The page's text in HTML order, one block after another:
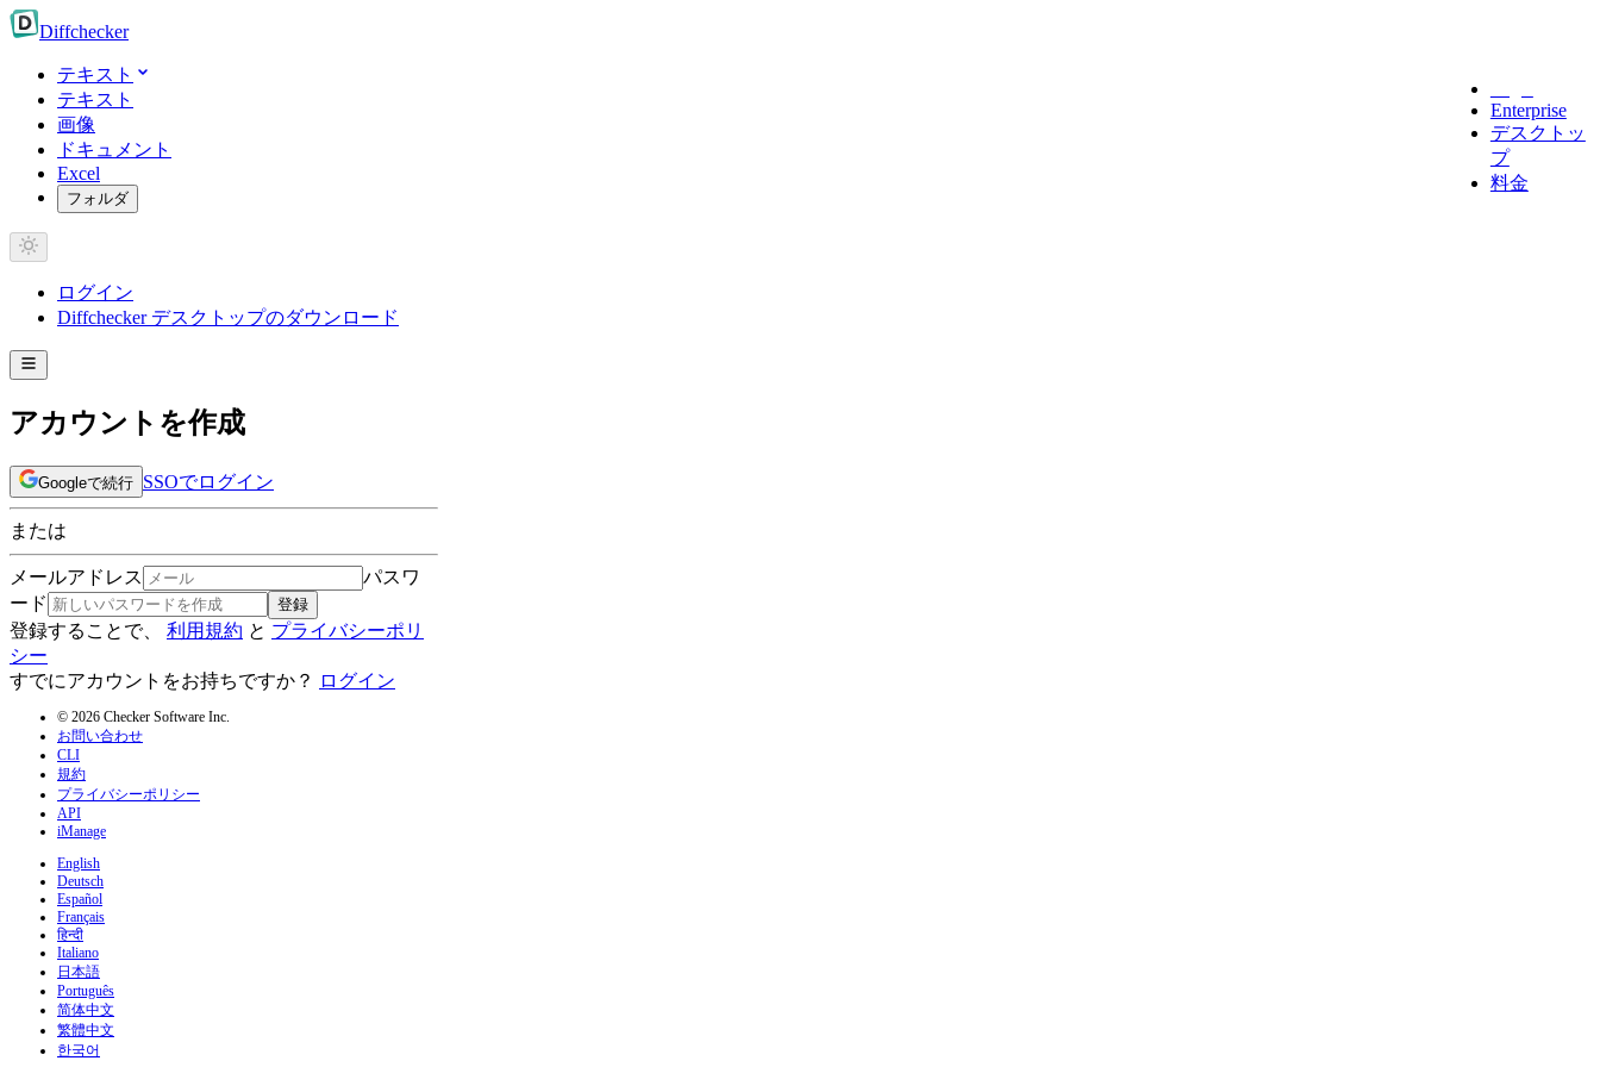
Diffchecker
テキスト
テキスト
画像
ドキュメント
Excel
フォルダ
Enterprise
デスクトッ
プ
料金
ログイン
Diffchecker デスクトップのダウンロード
アカウントを作成
Googleで続行 SSOでログイン
または
メールアドレス
パスワ
ード
登録
登録することで、 利用規約 と プライバシーポリ
シー
すでにアカウントをお持ちですか？
ログイン
© 2026 Checker Software Inc.
お問い合わせ
CLI
規約
プライバシーポリシー
API
iManage
English
Deutsch
Español
Français
हिन्दी
Italiano
日本語
Português
简体中文
繁體中文
한국어